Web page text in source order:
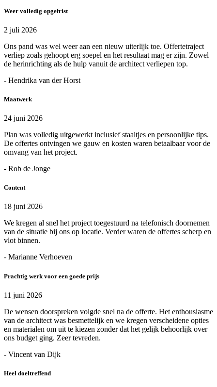
Weer volledig opgefrist
2 juli 2026
Ons pand was wel weer aan een nieuw uiterlijk toe. Offertetraject
verliep zoals gehoopt erg soepel en het resultaat mag er zijn. Zowel
de herinrichting als de hulp vanuit de architect verliepen top.
- Hendrika van der Horst
Maatwerk
24 juni 2026
Plan was volledig uitgewerkt inclusief staaltjes en persoonlijke tips.
De offertes ontvingen we gauw en kosten waren betaalbaar voor de
omvang van het project.
- Rob de Jonge
Content
18 juni 2026
We kregen al snel het project toegestuurd na telefonisch doornemen
van de situatie bij ons op locatie. Verder waren de offertes scherp en
vlot binnen.
- Marianne Verhoeven
Prachtig werk voor een goede prijs
11 juni 2026
De wensen doorspreken volgde snel na de offerte. Het enthousiasme
van de architect was besmettelijk en we kregen verscheidene opties
en materialen om uit te kiezen zonder dat het gelijk behoorlijk over
ons budget ging. Zeer tevreden.
- Vincent van Dijk
Heel doeltreffend